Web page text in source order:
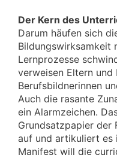
Der Kern des
Darum häufen sich
Bildungswirksamkeit
Lernprozesse
verweisen Eltern und
Berufsbildnerinnen
Auch die rasante
ein Alarmzeichen.
Grundsatzpapier der
auf und artikuliert es
Manifest will die